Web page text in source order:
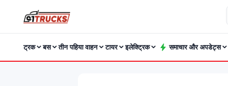
ट्रक बस तीन पहिया वाहन टायर इलेक्ट्रिक समाचार और अपडेट्स